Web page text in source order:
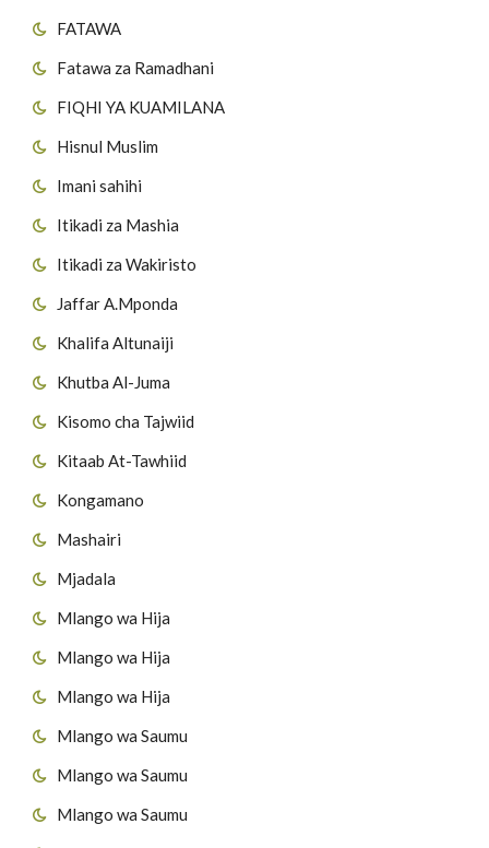
FATAWA
Fatawa za Ramadhani
FIQHI YA KUAMILANA
Hisnul Muslim
Imani sahihi
Itikadi za Mashia
Itikadi za Wakiristo
Jaffar A.Mponda
Khalifa Altunaiji
Khutba Al-Juma
Kisomo cha Tajwiid
Kitaab At-Tawhiid
Kongamano
Mashairi
Mjadala
Mlango wa Hija
Mlango wa Hija
Mlango wa Hija
Mlango wa Saumu
Mlango wa Saumu
Mlango wa Saumu